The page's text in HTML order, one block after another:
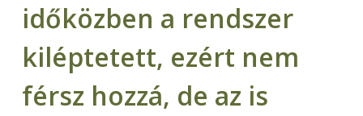
időközben a rendszer
kiléptetett, ezért nem
férsz hozzá, de az is